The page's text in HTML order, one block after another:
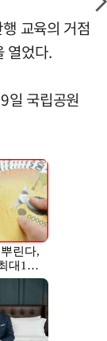
교육의 거점
열었다.
일 국립공원